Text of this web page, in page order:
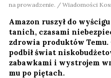
na prowadzenie. / Wiadomości
Amazon ruszył do
tanich, czasami
zdrowia produktów
podbił świat
zabawkami i wystrojem
mu po piętach.